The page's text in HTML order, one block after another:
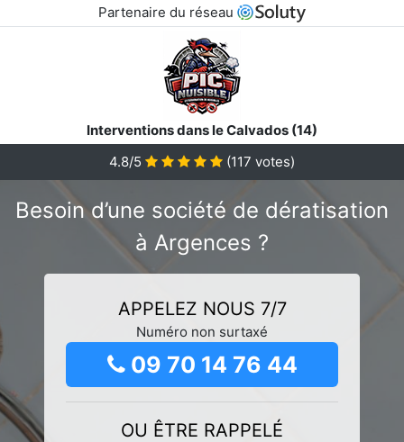
Partenaire du réseau
Interventions dans le Calvados (14)
4.8/5
(117 votes)
Besoin d’une société de dératisation
à Argences ?
APPELEZ NOUS 7/7
Numéro non surtaxé
09 70 14 76 44
OU ÊTRE RAPPELÉ